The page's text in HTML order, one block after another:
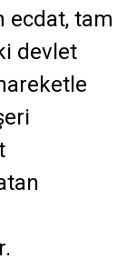
ecdat, tam
devlet